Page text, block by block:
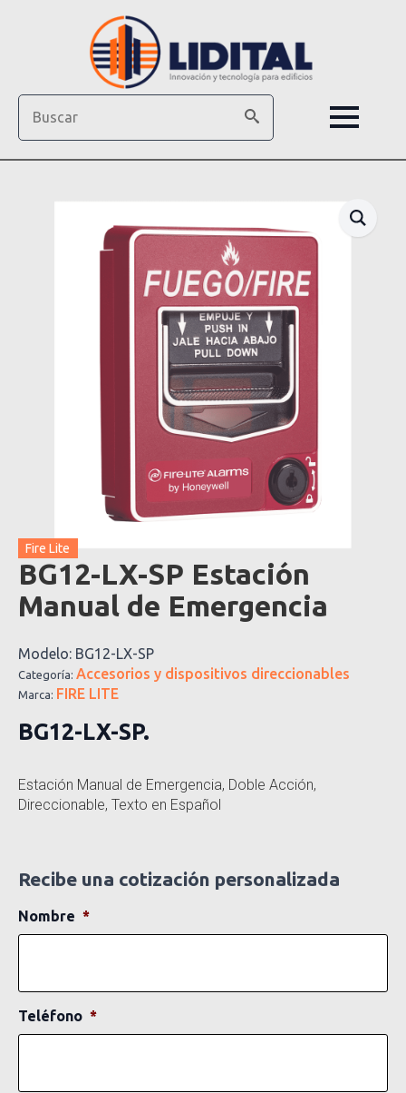
Fire Lite
BG12-LX-SP Estación
Manual de Emergencia
Modelo: BG12-LX-SP
Categoría: Accesorios y dispositivos direccionables
Marca: FIRE LITE
BG12-LX-SP.
Estación Manual de Emergencia, Doble Acción,
Direccionable, Texto en Español
Recibe una cotización personalizada
Nombre *
Teléfono *